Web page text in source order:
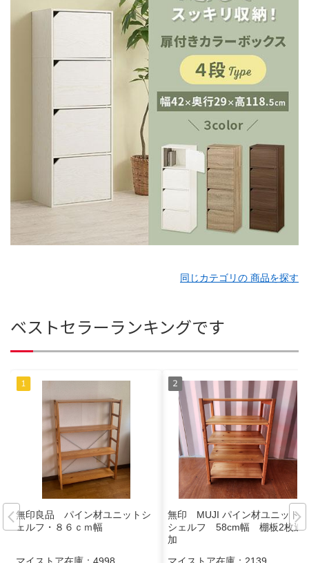
同じカテゴリの 商品を探す
ベストセラーランキングです
無印良品 パイン材ユニットシ
ェルフ・８６ｃｍ幅
無印 MUJI パイン材ユニット
シェルフ 58cm幅 棚板2枚追
加